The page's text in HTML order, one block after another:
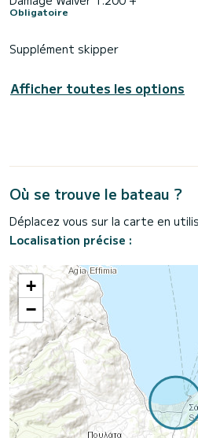
Obligatoire
Supplément skipper
Afficher toutes les options
Où se trouve le bateau ?
Déplacez vous sur la carte en
Localisation précise :
+
−